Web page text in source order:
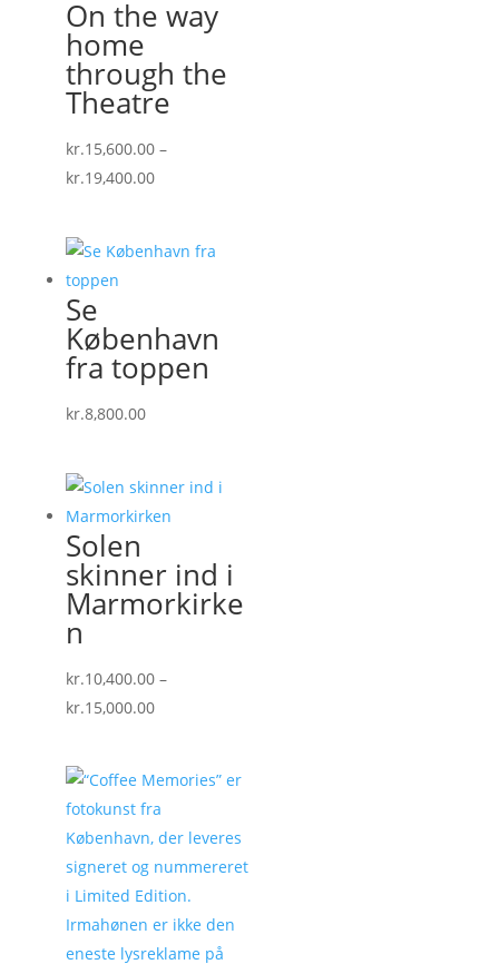
On the way
home
through the
Theatre
kr.15,600.00 –
kr.19,400.00Prisinterval:
kr.19,400.00
Se
København
fra toppen
kr.8,800.00
Solen
skinner ind i
Marmorkirke
n
kr.10,400.00 –
kr.15,000.00Prisinterval:
kr.15,000.00